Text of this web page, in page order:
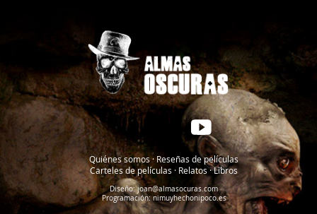
Quiénes somos·Reseñas de películas
Carteles de películas · Relatos·Libros
Diseño:joan@almasocuras.com
Programación:nimuyhechonipoco.es